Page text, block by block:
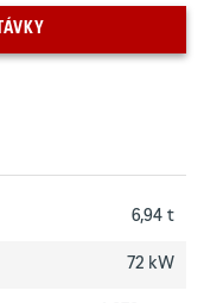
6,94 t
72 kW